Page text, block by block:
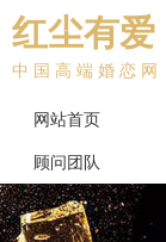
红尘有爱
中国高端婚恋网
网站首页
顾问团队